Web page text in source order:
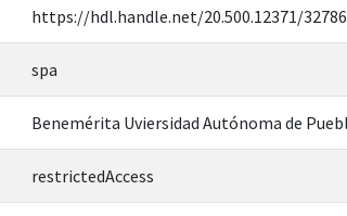
https://hdl.handle.net/20.500.12371/32786
spa
Benemérita Uviersidad Autónoma de
restrictedAccess